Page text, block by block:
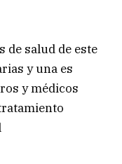
de salud de este
y una es
y médicos